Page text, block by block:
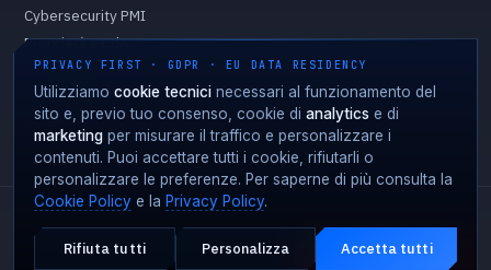
Cybersecurity PMI
Proprietà e CdA
Privacy Policy
Cookie Policy
Preferenze cookie
Cap. Soc. 10.000 € i.v.
PRENOTA UN APPUNTAMENTO →
Attacco in corso?
EMERGENZA · 24·7
PRIVACY FIRST · GDPR · EU DATA RESIDENCY
Utilizziamo cookie tecnici necessari al funzionamento del
sito e, previo tuo consenso, cookie di analytics e di
marketing per misurare il traffico e personalizzare i
contenuti. Puoi accettare tutti i cookie, rifiutarli o
personalizzare le preferenze. Per saperne di più consulta la
Cookie Policy e la Privacy Policy.
Rifiuta tutti Personalizza Accetta tutti